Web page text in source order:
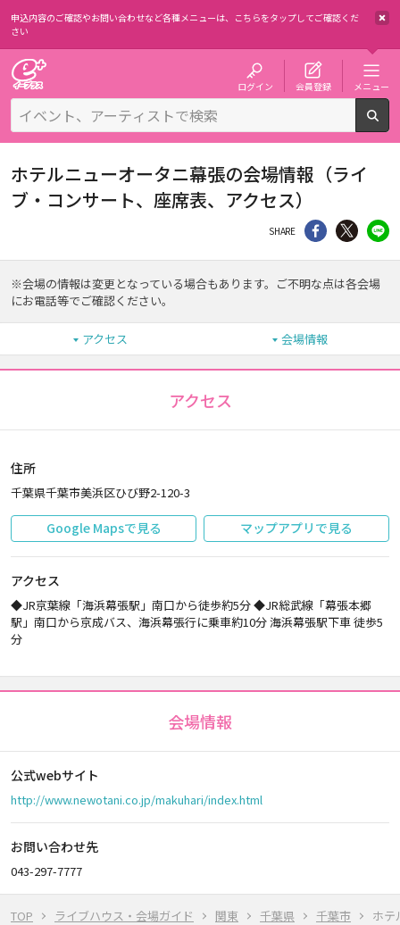
申込内容のご確認やお問い合わせなど各種メニューは、 こちらをタップしてご確認くだ
さい
ログイン 会員登録 メニュー
TOP ライブハウス・会場ガイド 関東 千葉県 千葉市 ホテ
ホテルニューオータニ幕張の会場情報（ライ
ブ・コンサート、座席表、アクセス）
SHARE シェア Twitter
※会場の情報は変更となっている場合もあります。ご不明な点は各会場
にお電話等でご確認ください。
アクセス 会場情報
アクセス
住所
千葉県千葉市美浜区ひび野2-120-3
Google Mapsで見る マップアプリで見る
アクセス
◆JR京葉線「海浜幕張駅」南口から徒歩約5分 ◆JR総武線「幕張本郷
駅」南口から京成バス、海浜幕張行に乗車約10分 海浜幕張駅下車 徒歩5
分
会場情報
公式webサイト
http://www.newotani.co.jp/makuhari/index.html
お問い合わせ先
043-297-7777